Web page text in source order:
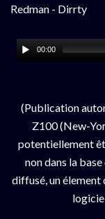
Redman - Dirrty
00:00
(Publication
Z100 (New-
potentiellement
non dans la
diffusé, un